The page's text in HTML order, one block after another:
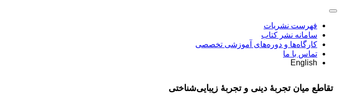
فهرست نشریات
سامانه نشر کتاب
کارگاه‌ها و دوره‌های آموزشی تخصصی
تماس با ما
English
تقاطع میان تجربۀ دینی و تجربۀ زیبایی‌شناختی